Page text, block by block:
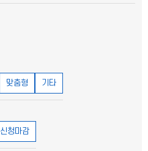
맞춤형 기타
신청마감